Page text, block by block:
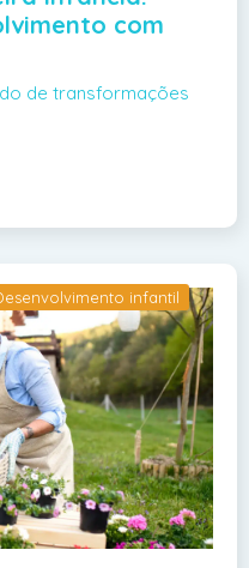
com
de transformações
infantil